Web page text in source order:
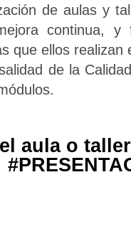
de aulas y
continua, y
que ellos
de la
aula o